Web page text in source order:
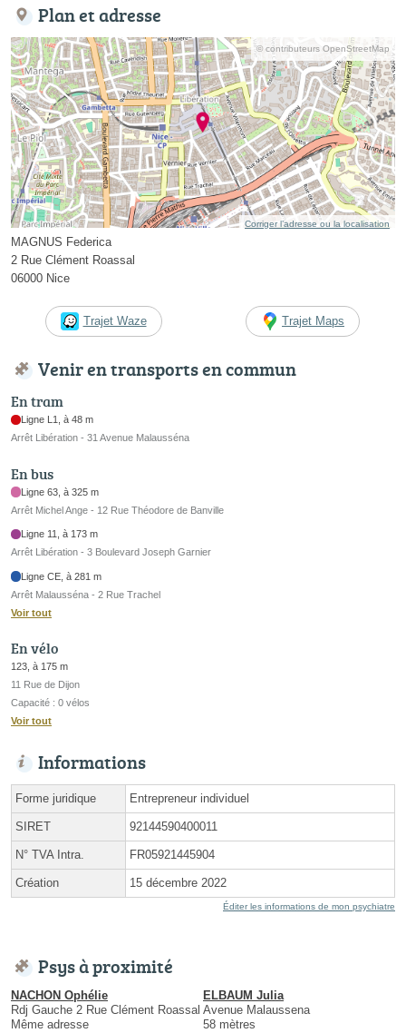
Plan et adresse
© contributeurs OpenStreetMap
Corriger l’adresse ou la localisation
MAGNUS Federica
2 Rue Clément Roassal
06000 Nice
Trajet Waze Trajet Maps
Venir en transports en commun
En tram
Ligne L1, à 48 m
Arrêt Libération - 31 Avenue Malausséna
En bus
Ligne 63, à 325 m
Arrêt Michel Ange - 12 Rue Théodore de Banville
Ligne 11, à 173 m
Arrêt Libération - 3 Boulevard Joseph Garnier
Ligne CE, à 281 m
Arrêt Malausséna - 2 Rue Trachel
Voir tout
En vélo
123, à 175 m
11 Rue de Dijon
Capacité : 0 vélos
Voir tout
Informations
Forme juridique Entrepreneur individuel
SIRET 92144590400011
N° TVA Intra. FR05921445904
Création 15 décembre 2022
Éditer les informations de mon psychiatre
Psys à proximité
NACHON Ophélie
Rdj Gauche 2 Rue Clément Roassal
Même adresse
ELBAUM Julia
Avenue Malaussena
58 mètres